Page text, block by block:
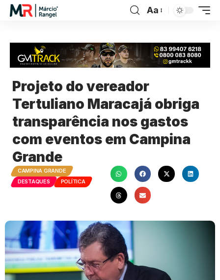
Aa
Projeto do vereador
Tertuliano Maracajá obriga
transparência nos gastos
com eventos em Campina
Grande
CAMPINA GRANDE
DESTAQUES
POLÍTICA